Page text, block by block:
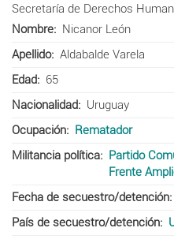
Secretaría de Derechos
Nombre
Nicanor León
Apellido
Aldabalde Varela
Edad
65
Nacionalidad
Uruguay
Ocupación
Rematador
Militancia política
Partido
Frente
Fecha de secuestro/detención
País de secuestro/detención